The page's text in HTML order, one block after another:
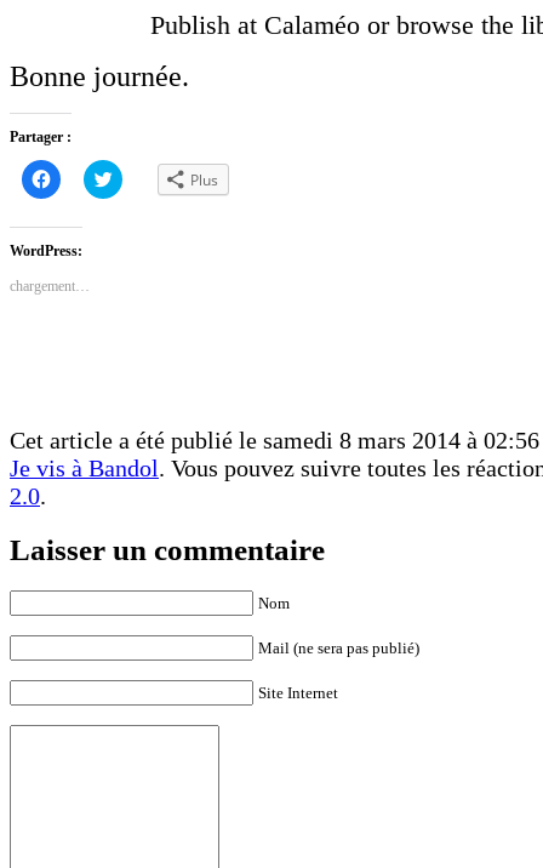
Publish at Calaméo or browse the
Bonne journée.
Partager :
Cliquez
pour
partager
Facebook(ouvre
dans
une
fenêtre)
Cliquez
pour Plus
WordPress:
chargement…
Cet article a été publié le samedi 8 mars 2014 à 02:56
Je vis à Bandol. Vous pouvez suivre toutes les
2.0.
Laisser un commentaire
Nom
Mail (ne sera pas publié)
Site Internet